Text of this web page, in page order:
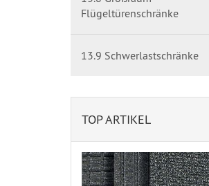
Flügeltürenschränke
13.9 Schwerlastschränke
TOP ARTIKEL